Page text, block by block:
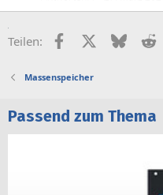
Teilen: FacebookX (Twitter)
Bluesky
Massenspeicher
Passend zum Thema